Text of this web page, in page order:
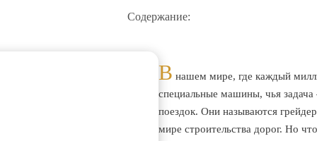
Содержание:
В нашем мире, где каждый
специальные машины, чья
поездок. Они называются
мире строительства дорог. Но